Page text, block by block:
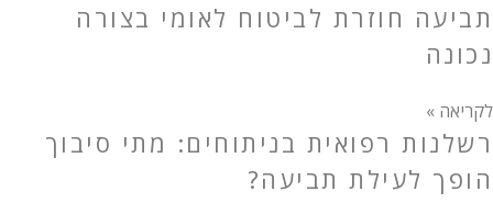
תביעה חוזרת לביטוח לאומי בצורה
נכונה
לקריאה »
רשלנות רפואית בניתוחים: מתי סיבוך
הופך לעילת תביעה?